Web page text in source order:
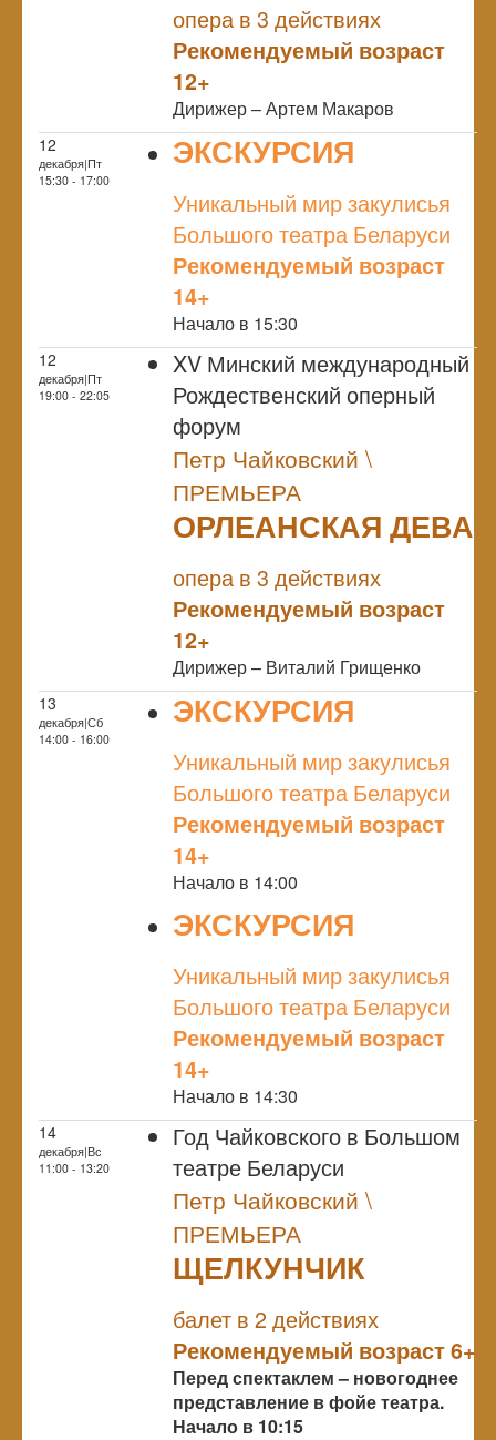
опера в 3 действиях
Рекомендуемый возраст
12+
Дирижер – Артем Макаров
12
декабря|Пт
15:30 - 17:00
ЭКСКУРСИЯ
Уникальный мир закулисья
Большого театра Беларуси
Рекомендуемый возраст
14+
Начало в 15:30
12
декабря|Пт
19:00 - 22:05
XV Минский международный
Рождественский оперный
форум
Петр Чайковский \
ПРЕМЬЕРА
ОРЛЕАНСКАЯ ДЕВА
опера в 3 действиях
Рекомендуемый возраст
12+
Дирижер – Виталий Грищенко
13
декабря|Сб
14:00 - 16:00
ЭКСКУРСИЯ
Уникальный мир закулисья
Большого театра Беларуси
Рекомендуемый возраст
14+
Начало в 14:00
ЭКСКУРСИЯ
Уникальный мир закулисья
Большого театра Беларуси
Рекомендуемый возраст
14+
Начало в 14:30
14
декабря|Вс
11:00 - 13:20
Год Чайковского в Большом
театре Беларуси
Петр Чайковский \
ПРЕМЬЕРА
ЩЕЛКУНЧИК
балет в 2 действиях
Рекомендуемый возраст 6+
Перед спектаклем – новогоднее
представление в фойе театра.
Начало в 10:15